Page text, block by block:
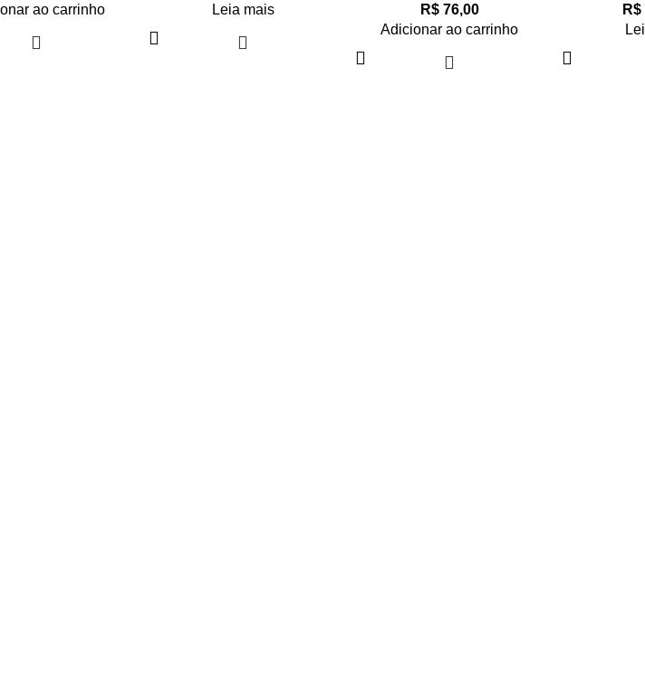
ao carrinho
Leia mais
R$76,00
Adicionar ao carrinho
R$